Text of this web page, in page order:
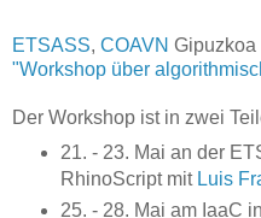
ETSASS, COAVN Gipuzkoa
"Workshop über
Der Workshop ist in zwei
21. - 23. Mai an der
RhinoScript mit Luis
25. - 28. Mai am IaaC